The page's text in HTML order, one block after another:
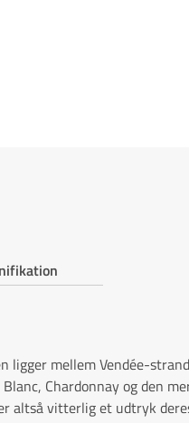
ligger mellem Vendée-
Chardonnay og den
altså vitterlig et udtryk